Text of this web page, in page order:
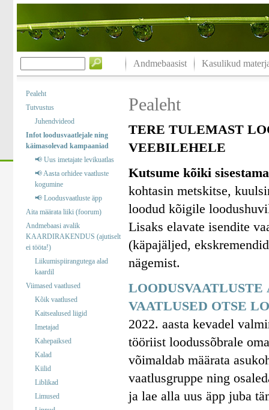
Andmebaasist Kasulikud
Pealeht
Tutvustus
Juhendvideod
Infot loodusvaatlejale ning
käimasolevad kampaaniad
📢 Uus imetajate levikuatlas
📢 Aasta orhidee vaatluste
kogumine
📢 Loodusvaatluste äpp
Aita määrata liiki (foorum)
Andmebaasi avalik
KAARDIRAKENDUS (ajutiselt
ei tööta!)
Liikumispiirangutega alad
kaardil
Viimased vaatlused
Kõik vaatlused
Kaitsealused liigid
Imetajad
Kahepaiksed
Kalad
Kiilid
Liblikad
Limused
Pealeht
TERE TULEMAST
VEEBILEHELE
Kutsume kõiki
kohtasin metskitse,
loodud kõigile
Lisaks elavate isendite
(käpajäljed,
nägemist.
VAATLUSED OTSE
2022. aasta kevadel
tööriist loodussõbrale
võimaldab määrata
vaatlusgruppe ning
ja lae alla uus äpp juba